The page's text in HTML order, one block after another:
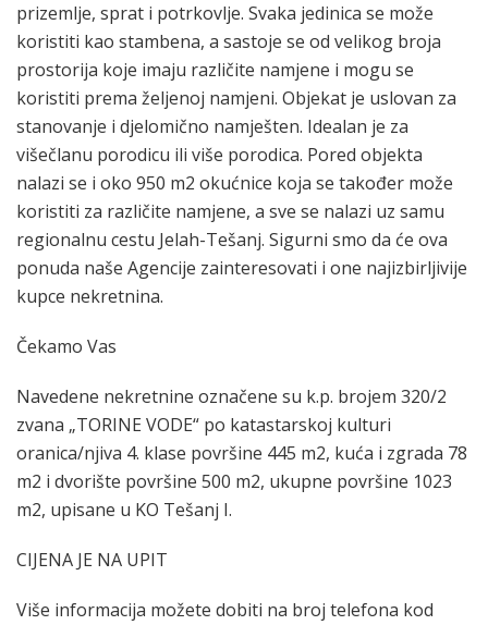
prizemlje, sprat i potrkovlje. Svaka jedinica se može
koristiti kao stambena, a sastoje se od velikog broja
prostorija koje imaju različite namjene i mogu se
koristiti prema željenoj namjeni. Objekat je uslovan za
stanovanje i djelomično namješten. Idealan je za
višečlanu porodicu ili više porodica. Pored objekta
nalazi se i oko 950 m2 okućnice koja se također može
koristiti za različite namjene, a sve se nalazi uz samu
regionalnu cestu Jelah-Tešanj. Sigurni smo da će ova
ponuda naše Agencije zainteresovati i one najizbirljivije
kupce nekretnina.
Čekamo Vas
Navedene nekretnine označene su k.p. brojem 320/2
zvana „TORINE VODE“ po katastarskoj kulturi
oranica/njiva 4. klase površine 445 m2, kuća i zgrada 78
m2 i dvorište površine 500 m2, ukupne površine 1023
m2, upisane u KO Tešanj I.
CIJENA JE NA UPIT
Više informacija možete dobiti na broj telefona kod